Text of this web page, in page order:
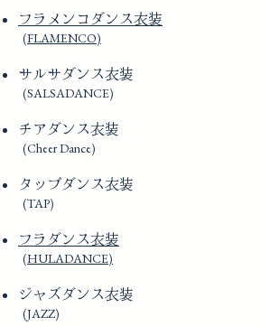
フラメンコダンス衣装
(FLAMENCO)
サルサダンス衣装
(SALSADANCE)
チアダンス衣装
(Cheer Dance)
タップダンス衣装
(TAP)
フラダンス衣装
(HULADANCE)
ジャズダンス衣装
(JAZZ)